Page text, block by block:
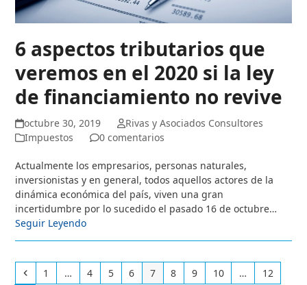
6 aspectos tributarios que
veremos en el 2020 si la ley
de financiamiento no revive
octubre 30, 2019
Rivas y Asociados Consultores
Impuestos
0 comentarios
Actualmente los empresarios, personas naturales,
inversionistas y en general, todos aquellos actores de la
dinámica económica del país, viven una gran
incertidumbre por lo sucedido el pasado 16 de octubre…
Seguir Leyendo
Anterior
Page
1 … Page
4 Page
5 Page
6 Page
7 Page
8 Page
9 Page
10 … Page
12